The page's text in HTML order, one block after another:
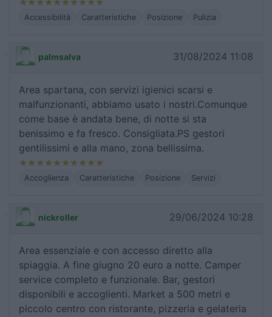
Accessibilità Caratteristiche Posizione Pulizia
palmsalva 31/08/2024 11:08
Area spartana, con servizi igienici scarsi e
malfunzionanti, abbiamo usato i nostri.Comunque
come base è andata bene, di notte si sta
benissimo e fa fresco. Consigliata.PS gestori
gentilissimi e alla mano, zona bellissima.
Accoglienza Caratteristiche Posizione Servizi
nickroller 29/06/2024 10:28
Area essenziale e con accesso diretto alla
spiaggia. A fine giugno 20 euro a notte. Camper
service completo e funzionale. Bar, gestori
disponibili e accoglienti. Market a 500 metri e
piccolo centro con ristorante, pizzeria e gelateria